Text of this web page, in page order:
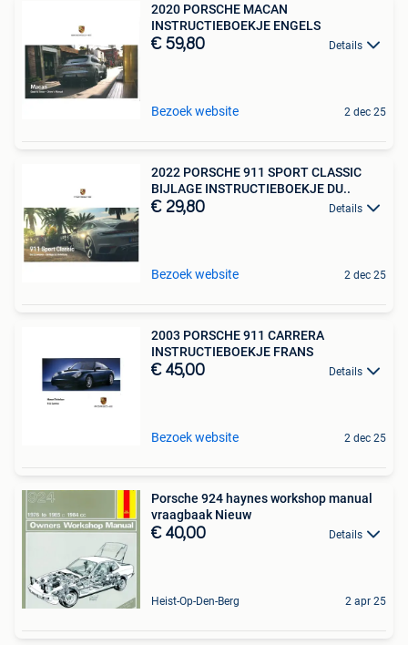
2020 PORSCHE MACAN
INSTRUCTIEBOEKJE ENGELS
€ 59,80 Details
Bezoek website 2 dec 25
2022 PORSCHE 911 SPORT CLASSIC
BIJLAGE INSTRUCTIEBOEKJE DU..
€ 29,80 Details
Bezoek website 2 dec 25
2003 PORSCHE 911 CARRERA
INSTRUCTIEBOEKJE FRANS
€ 45,00 Details
Bezoek website 2 dec 25
Porsche 924 haynes workshop manual
vraagbaak Nieuw
€ 40,00 Details
Heist-Op-Den-Berg 2 apr 25